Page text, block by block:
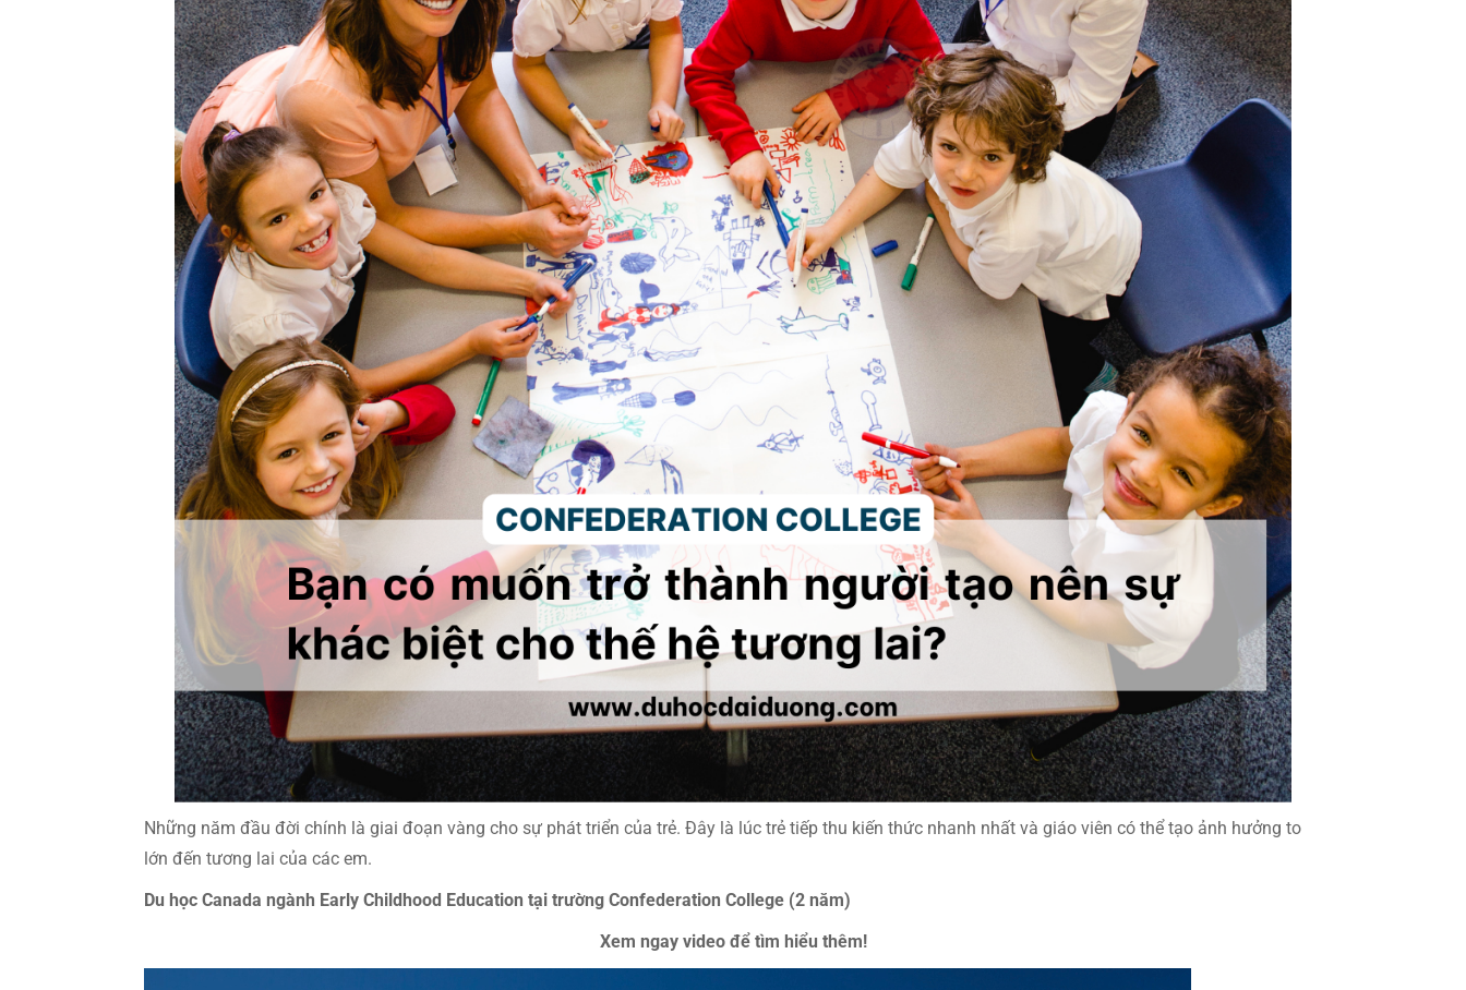
Những năm đầu đời chính là giai đoạn vàng cho sự phát triển của trẻ. Đây là lúc trẻ tiếp thu kiến thức nhanh nhất và giáo viên có thể tạo ảnh hưởng to
lớn đến tương lai của các em.
Du học Canada ngành Early Childhood Education tại trường Confederation College (2 năm)
Xem ngay video để tìm hiểu thêm!